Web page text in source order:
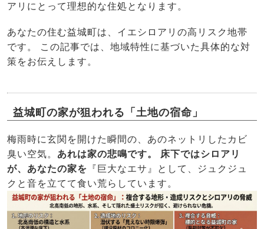
アリにとって理想的な住処となります。
あなたの住む益城町は、イエシロアリの高リスク地帯
です。 この記事では、地域特性に基づいた具体的な対
策をお伝えします。
益城町の家が狙われる「土地の宿命」
梅雨時に玄関を開けた瞬間の、あのネットリしたカビ
臭い空気。 あれは家の悲鳴です。
床下ではシロアリ
が、あなたの家を
『巨大なエサ』として、ジュクジュ
クと音を立てて食い荒らしています。